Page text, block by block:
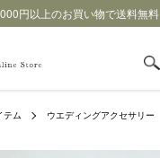
円以上のお買い物で送料無料
テム ウエディングアクセサリー